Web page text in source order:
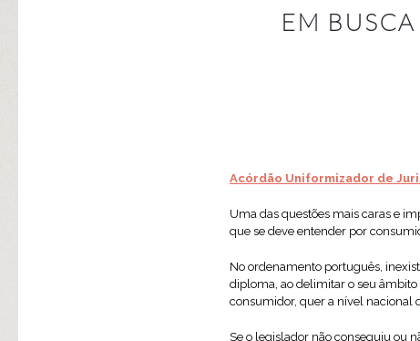
EM
Acórdão Uniformizador de
Uma das questões mais caras e
que se deve entender por
No ordenamento português,
diploma, ao delimitar o seu
consumidor, quer a nível nacional
Se o legislador não conseguiu ou